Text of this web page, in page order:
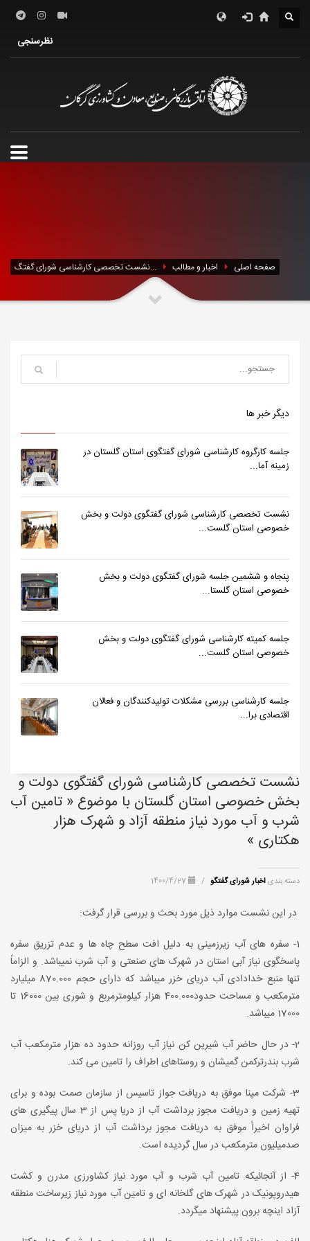
درباره اتاق
معرفی استان
نظرسنجی
نشست تخصصی کارشناسی شورای گفتگ... اخبار و مطالب صفحه اصلی
دیگر خبر ها
جلسه کارگروه کارشناسی شورای گفتگوی استان گلستان در
زمینه آما...
نشست تخصصی کارشناسی شورای گفتگوی دولت و بخش
خصوصی استان گلست...
پنجاه و ششمین جلسه شورای گفتگوی دولت و بخش
خصوصی استان گلستا...
جلسه کمیته کارشناسی شورای گفتگوی دولت و بخش
خصوصی استان گلست...
جلسه کارشناسی بررسی مشکلات تولیدکنندگان و فعالان
اقتصادی برا...
نشست تخصصی کارشناسی شورای گفتگوی دولت و
بخش خصوصی استان گلستان با موضوع « تامین آب
شرب و آب مورد نیاز منطقه آزاد و شهرک هزار
هکتاری »
دسته بندیاخبار شورای گفتگو /
در این نشست موارد ذیل مورد بحث و بررسی قرار گرفت:
1- سفره های آب زیرزمینی به دلیل افت سطح چاه ها و عدم تزریق سفره
پاسخگوی نیاز آبی استان در شهرک های صنعتی و آب شرب نمیباشد. و الزاماً
تنها منبع خدادادی آب دریای خزر میباشد که دارای حجم 870.000 میلیارد
مترمکعب و مساحت حدود400.000 هزار کیلومترمربع و شوری بین 16000 تا
17000 میباشد.
2- در حال حاضر آب شیرین کن نیاز آب روزانه حدود ده هزار مترمکعب آب
شرب بندرترکمن گمیشان و روستاهای اطراف را تامین می کند.
3- شرکت مپنا موفق به دریافت جواز تاسیس از سازمان صمت بوده و برای
تهیه زمین و دریافت مجوز برداشت آب از دریا پس از 3 سال پیگیری های
فراوان اخیراً موفق به دریافت مجوز برداشت آب از دریای خزر به میزان
صدمیلیون مترمکعب در سال گردیده است.
4- از آنجائیکه تامین آب شرب و آب مورد نیاز کشاورزی مدرن و کشت
هیدروپونیک در شهرک های گلخانه ای و تامین آب مورد نیاز زیرساخت منطقه
آزاد اینچه برون پیشنهاد میگردد.